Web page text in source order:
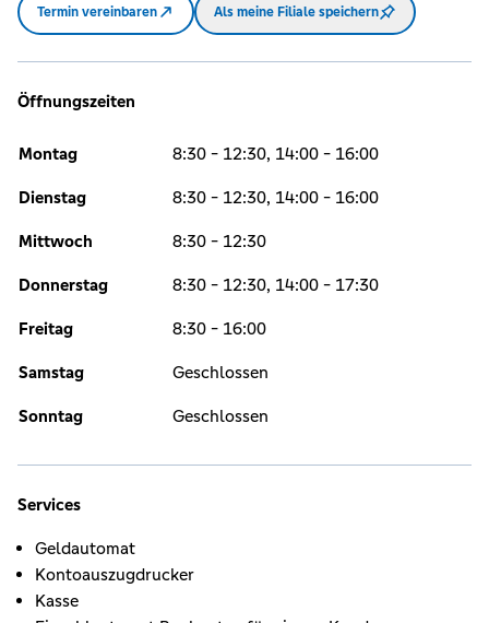
Termin vereinbaren Als meine Filiale speichern
Öffnungszeiten
Montag 8:30 - 12:30, 14:00 - 16:00
Dienstag 8:30 - 12:30, 14:00 - 16:00
Mittwoch 8:30 - 12:30
Donnerstag 8:30 - 12:30, 14:00 - 17:30
Freitag 8:30 - 16:00
Samstag Geschlossen
Sonntag Geschlossen
Services
Geldautomat
Kontoauszugdrucker
Kasse